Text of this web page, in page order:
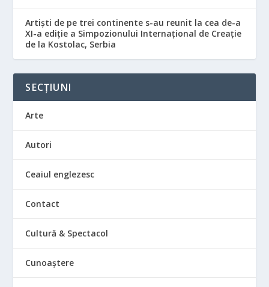
Artiști de pe trei continente s-au reunit la cea de-a
XI-a ediție a Simpozionului Internațional de Creație
de la Kostolac, Serbia
SECȚIUNI
Arte
Autori
Ceaiul englezesc
Contact
Cultură & Spectacol
Cunoaștere